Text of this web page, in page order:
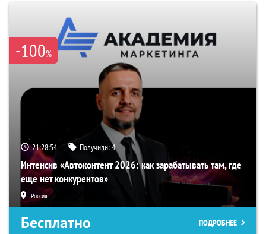
-100%
21:28:53 Получили:4
Интенсив «Автоконтент 2026: как зарабатывать там, где
еще нет конкурентов»
Россия
Бесплатно ПОДРОБНЕЕ